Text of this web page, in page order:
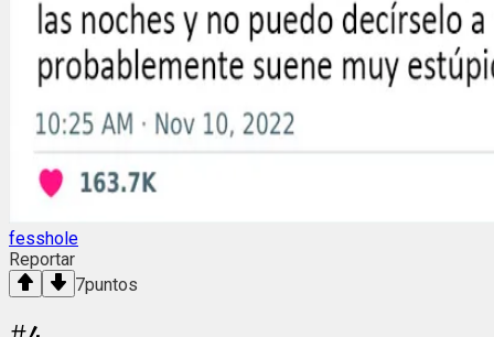
fesshole
Reportar
7puntos